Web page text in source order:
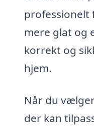
professionelt
mere glat og
korrekt og
hjem.
Når du
der kan